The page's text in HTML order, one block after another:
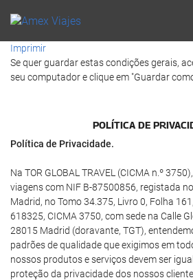
Imprimir
Se quer guardar estas condições gerais,
seu computador e clique em "Guardar
POLÍ­TICA DE
Política de Privacidade.
Na TOR GLOBAL TRAVEL (CICMA n.º
viagens com NIF B-87500856, registada
Madrid, no Tomo 34.375, Livro 0, Folha
618325, CICMA 3750, com sede na Calle
28015 Madrid (doravante, TGT),
padrões de qualidade que exigimos em
nossos produtos e serviços devem ser
proteção da privacidade dos nossos